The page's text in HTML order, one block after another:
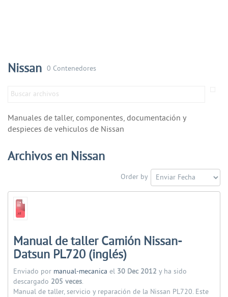
Nissan 0 Contenedores
Manuales de taller, componentes, documentación y
despieces de vehiculos de Nissan
Archivos en Nissan
Order by
Manual de taller Camión Nissan-
Datsun PL720 (inglés)
Enviado por manual-mecanica el 30 Dec 2012 y ha sido
descargado 205 veces.
Manual de taller, servicio y reparación de la Nissan PL720. Este